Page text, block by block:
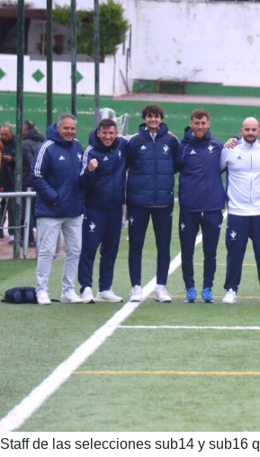
Staff de las selecciones sub14 y sub16